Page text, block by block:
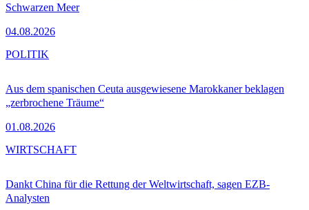
Schwarzen Meer
04.08.2026
Aus dem spanischen Ceuta ausgewiesene Marokkaner beklagen
„zerbrochene Träume“
01.08.2026
POLITIK
Dankt China für die Rettung der Weltwirtschaft, sagen EZB-
Analysten
WIRTSCHAFT